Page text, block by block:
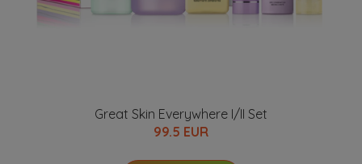
Great Skin Everywhere I/II Set
99.5 EUR